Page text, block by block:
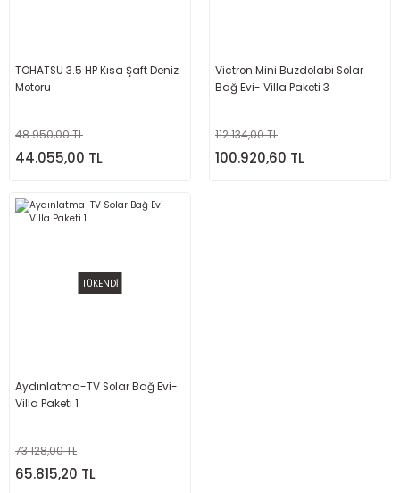
TOHATSU 3.5 HP Kısa Şaft Deniz
Motoru
48.950,00 TL
44.055,00 TL
Victron Mini Buzdolabı Solar
Bağ Evi- Villa Paketi 3
112.134,00 TL
100.920,60 TL
TÜKENDİ
Aydınlatma-TV Solar Bağ Evi-
Villa Paketi 1
73.128,00 TL
65.815,20 TL